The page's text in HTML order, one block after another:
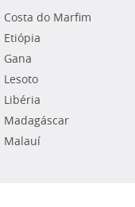
Costa do Marfim
Etiópia
Gana
Lesoto
Libéria
Madagáscar
Malauí